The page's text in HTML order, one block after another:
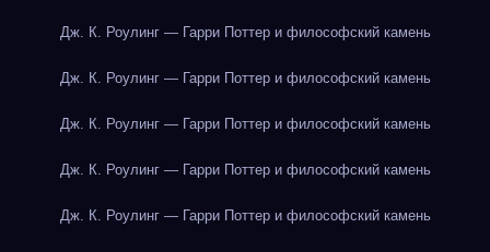
Дж. К. Роулинг — Гарри Поттер и философский камень
Дж. К. Роулинг — Гарри Поттер и философский камень
Дж. К. Роулинг — Гарри Поттер и философский камень
Дж. К. Роулинг — Гарри Поттер и философский камень
Дж. К. Роулинг — Гарри Поттер и философский камень